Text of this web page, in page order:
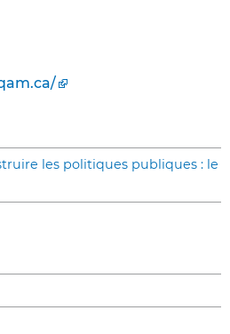
les politiques publiques : le